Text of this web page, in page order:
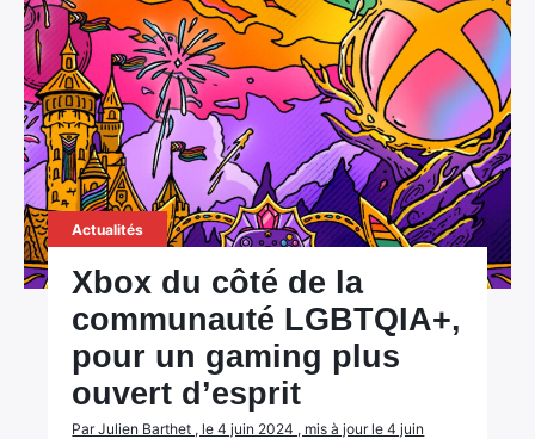
Actualités
Xbox du côté de la
communauté LGBTQIA+,
pour un gaming plus
ouvert d’esprit
Par Julien Barthet , le 4 juin 2024 , mis à jour le 4 juin